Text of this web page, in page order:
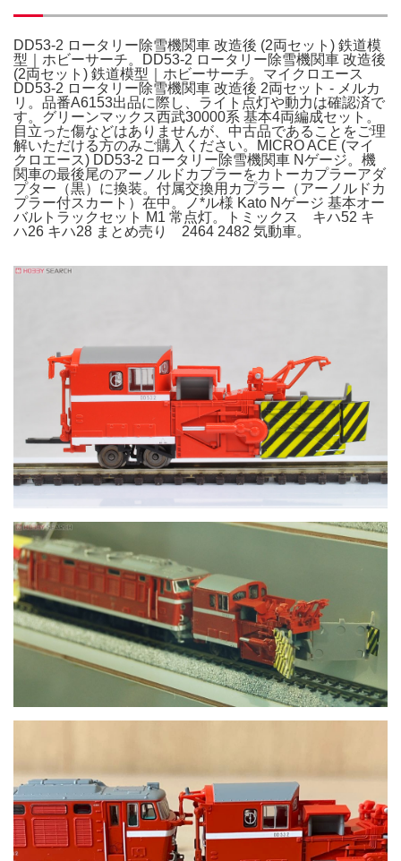
DD53-2 ロータリー除雪機関車 改造後 (2両セット) 鉄道模
型｜ホビーサーチ。DD53-2 ロータリー除雪機関車 改造後
(2両セット) 鉄道模型｜ホビーサーチ。マイクロエース
DD53-2 ロータリー除雪機関車 改造後 2両セット - メルカ
リ。品番A6153出品に際し、ライト点灯や動力は確認済で
す。グリーンマックス西武30000系 基本4両編成セット。
目立った傷などはありませんが、中古品であることをご理
解いただける方のみご購入ください。MICRO ACE (マイ
クロエース) DD53-2 ロータリー除雪機関車 Nゲージ。機
関車の最後尾のアーノルドカプラーをカトーカプラーアダ
プター（黒）に換装。付属交換用カプラー（アーノルドカ
プラー付スカート）在中。ノ*ル様 Kato Nゲージ 基本オー
バルトラックセット M1 常点灯。トミックス キハ52 キ
ハ26 キハ28 まとめ売り 2464 2482 気動車。